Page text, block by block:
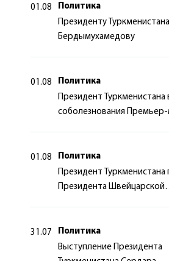
01.08
Политика
Президенту
Бердымухамедову
01.08
Политика
Президент Туркменистана
соболезнования
01.08
Политика
Президент Туркменистана
Президента Швейцарской
31.07
Политика
Выступление Президента